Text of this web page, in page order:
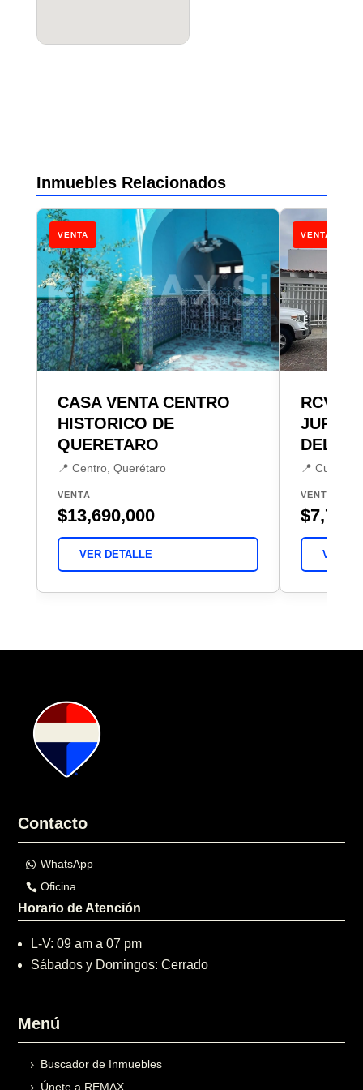
Inmuebles Relacionados
VENTA
CASA VENTA CENTRO
HISTORICO DE
QUERETARO
📍 Centro, Querétaro
VENTA
$13,690,000
VER DETALLE
VENTA
RCV
DEL
📍
VENTA
VER
Contacto
WhatsApp
Oficina
Horario de Atención
L-V: 09 am a 07 pm
Sábados y Domingos: Cerrado
Menú
Buscador de Inmuebles
Únete a REMAX